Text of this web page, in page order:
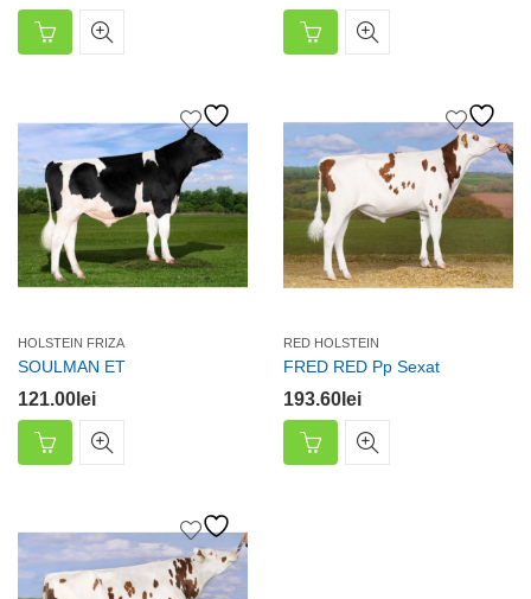
HOLSTEIN FRIZA
SOULMAN ET
121.00 lei
RED HOLSTEIN
FRED RED Pp Sexat
193.60 lei